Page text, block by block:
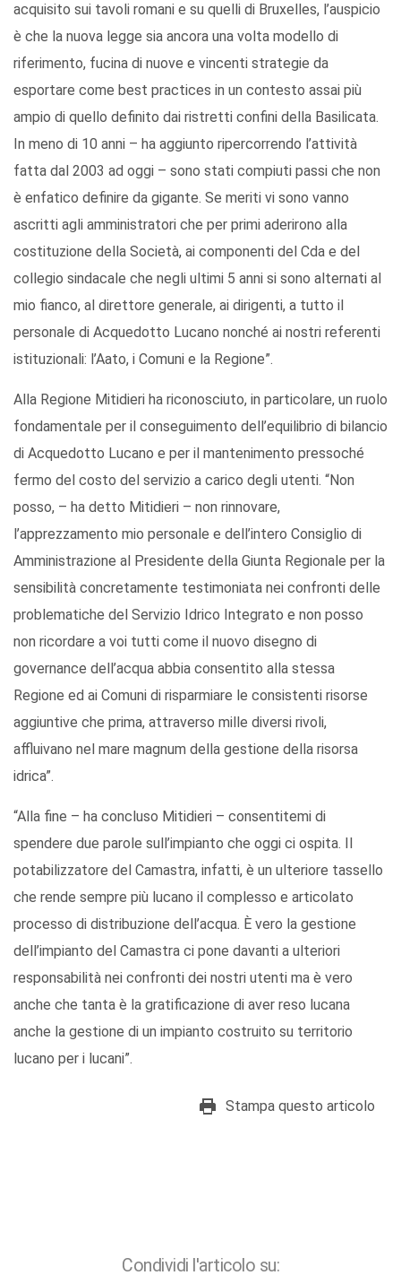
acquisito sui tavoli romani e su quelli di Bruxelles, l’auspicio
è che la nuova legge sia ancora una volta modello di
riferimento, fucina di nuove e vincenti strategie da
esportare come best practices in un contesto assai più
ampio di quello definito dai ristretti confini della Basilicata.
In meno di 10 anni – ha aggiunto ripercorrendo l’attività
fatta dal 2003 ad oggi – sono stati compiuti passi che non
è enfatico definire da gigante. Se meriti vi sono vanno
ascritti agli amministratori che per primi aderirono alla
costituzione della Società, ai componenti del Cda e del
collegio sindacale che negli ultimi 5 anni si sono alternati al
mio fianco, al direttore generale, ai dirigenti, a tutto il
personale di Acquedotto Lucano nonché ai nostri referenti
istituzionali: l’Aato, i Comuni e la Regione”.
Alla Regione Mitidieri ha riconosciuto, in particolare, un ruolo
fondamentale per il conseguimento dell’equilibrio di bilancio
di Acquedotto Lucano e per il mantenimento pressoché
fermo del costo del servizio a carico degli utenti. “Non
posso, – ha detto Mitidieri – non rinnovare,
l’apprezzamento mio personale e dell’intero Consiglio di
Amministrazione al Presidente della Giunta Regionale per la
sensibilità concretamente testimoniata nei confronti delle
problematiche del Servizio Idrico Integrato e non posso
non ricordare a voi tutti come il nuovo disegno di
governance dell’acqua abbia consentito alla stessa
Regione ed ai Comuni di risparmiare le consistenti risorse
aggiuntive che prima, attraverso mille diversi rivoli,
affluivano nel mare magnum della gestione della risorsa
idrica”.
“Alla fine – ha concluso Mitidieri – consentitemi di
spendere due parole sull’impianto che oggi ci ospita. Il
potabilizzatore del Camastra, infatti, è un ulteriore tassello
che rende sempre più lucano il complesso e articolato
processo di distribuzione dell’acqua. È vero la gestione
dell’impianto del Camastra ci pone davanti a ulteriori
responsabilità nei confronti dei nostri utenti ma è vero
anche che tanta è la gratificazione di aver reso lucana
anche la gestione di un impianto costruito su territorio
lucano per i lucani”.
Stampa questo articolo
Condividi l'articolo su: